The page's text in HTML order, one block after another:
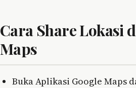
Cara Share Lokasi
Maps
Buka Aplikasi Google Maps